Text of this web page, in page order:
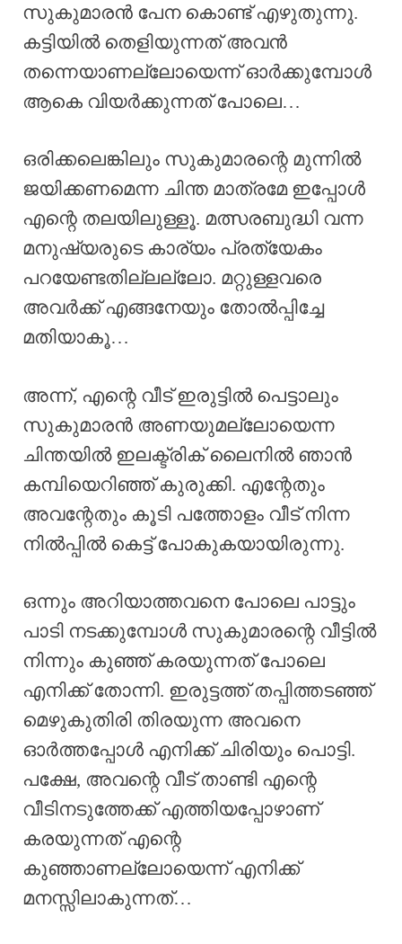
സുകുമാരൻ പേന കൊണ്ട് എഴുതുന്നു.
കട്ടിയിൽ തെളിയുന്നത് അവൻ
തന്നെയാണല്ലോയെന്ന് ഓർക്കുമ്പോൾ
ആകെ വിയർക്കുന്നത് പോലെ…
ഒരിക്കലെങ്കിലും സുകുമാരന്റെ മുന്നിൽ
ജയിക്കണമെന്ന ചിന്ത മാത്രമേ ഇപ്പോൾ
എന്റെ തലയിലുള്ളൂ. മത്സരബുദ്ധി വന്ന
മനുഷ്യരുടെ കാര്യം പ്രത്യേകം
പറയേണ്ടതില്ലല്ലോ. മറ്റുള്ളവരെ
അവർക്ക് എങ്ങനേയും തോൽപ്പിച്ചേ
മതിയാകൂ…
അന്ന്, എന്റെ വീട് ഇരുട്ടിൽ പെട്ടാലും
സുകുമാരൻ അണയുമല്ലോയെന്ന
ചിന്തയിൽ ഇലക്ട്രിക് ലൈനിൽ ഞാൻ
കമ്പിയെറിഞ്ഞ് കുരുക്കി. എന്റേതും
അവന്റേതും കൂടി പത്തോളം വീട് നിന്ന
നിൽപ്പിൽ കെട്ട് പോകുകയായിരുന്നു.
ഒന്നും അറിയാത്തവനെ പോലെ പാട്ടും
പാടി നടക്കുമ്പോൾ സുകുമാരന്റെ വീട്ടിൽ
നിന്നും കുഞ്ഞ് കരയുന്നത് പോലെ
എനിക്ക് തോന്നി. ഇരുട്ടത്ത് തപ്പിത്തടഞ്ഞ്
മെഴുകുതിരി തിരയുന്ന അവനെ
ഓർത്തപ്പോൾ എനിക്ക് ചിരിയും പൊട്ടി.
പക്ഷേ, അവന്റെ വീട് താണ്ടി എന്റെ
വീടിനടുത്തേക്ക് എത്തിയപ്പോഴാണ്
കരയുന്നത് എന്റെ
കുഞ്ഞാണല്ലോയെന്ന് എനിക്ക്
മനസ്സിലാകുന്നത്…